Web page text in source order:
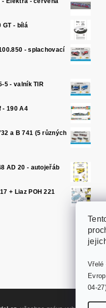
GT - bílá
- splachovací
5 - valník TIR
- 190 A4
a B 741 (5 různých
AD 20 - autojeřáb
+ Liaz POH 221
Vřelé
04-